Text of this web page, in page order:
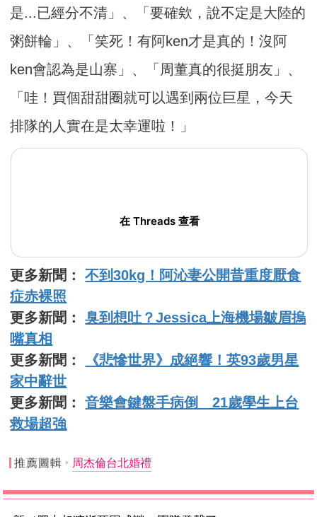
是...已經分不清」、「要確欸，說不定是大陸的
粥餅輪」、「笑死！有阿ken才是真的！沒阿
ken會認為是山寨」、「周董真的很挺朋友」、
「哇！買個甜甜圈就可以遇到兩位巨星，今天
排隊的人實在是太幸運啦！」
在 Threads 查看
更多新聞：不到30kg！阿沁妻公開昔重度厭食
症赤裸照
更多新聞：臭到想吐？Jessica上海機場皺眉摀
嘴真相
更多新聞：
《悲慘世界》成絕響！英93歲男星
家中辭世
更多新聞：音樂會鍵盤手病倒 21歲學生上台
救場超強
推薦圖輯 周杰倫台北婚禮